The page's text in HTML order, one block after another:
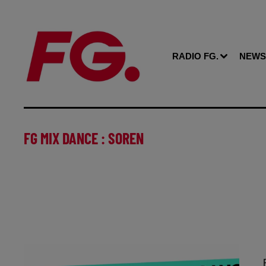
RADIO FG. NEWS
FG MIX DANCE : SOREN